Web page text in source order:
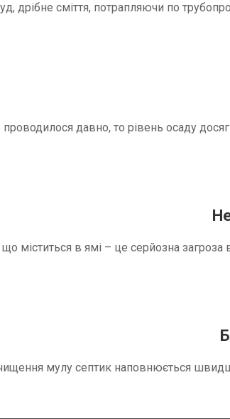
дрібне сміття, потрапляючи по
давно, то рівень осаду
що міститься в ямі – це серйозна
мулу септик наповнюється